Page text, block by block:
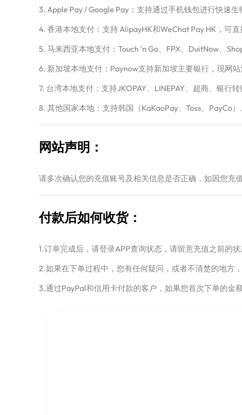
3. Apple Pay / Google Pay：支持通过手机钱包进行快速生
4. 香港本地支付：支持 AlipayHK和WeChat Pay HK，可
5. 马来西亚本地支付：Touch 'n Go、FPX、DuitNow、
6. 新加坡本地支付：Paynow支持新加坡主要银行，现网站
7. 台湾本地支付：支持JKOPAY、LINEPAY、超商、银行
8. 其他国家本地：支持韩国（KaKaoPay、Toss、PayCo
网站声明：
请多次确认您的充值账号及相关信息是否正确，如因您充
付款后如何收货：
1.订单完成后，请登录APP查询状态，请留意充值之前的
2.如果在下单过程中，您有任何疑问，或者不清楚的地方
3.通过PayPal和信用卡付款的客户，如果您首次下单的金